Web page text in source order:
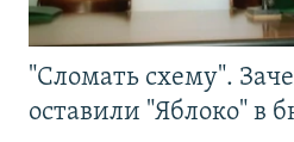
"Сломать схему".
оставили "Яблоко" в